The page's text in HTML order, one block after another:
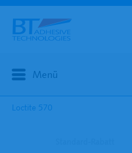
Menü
Loctite 570